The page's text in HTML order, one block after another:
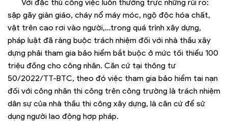
Với đặc thù công việc luôn thường trực những rủi ro:
sập gãy giàn giáo, cháy nổ máy móc, ngộ độc hóa chất,
vật trên cao rơi vào người,…trong quá trình xây dựng,
pháp luật đã ràng buộc trách nhiệm đối với nhà thầu xây
dựng phải tham gia bảo hiểm bắt buộc ở mức tối thiểu 100
triệu đồng cho công nhân. Căn cứ tại thông tư
50/2022/TT-BTC, theo đó việc tham gia bảo hiểm tai nạn
đối với công nhân thi công trên công trường là trách nhiệm
dân sự của nhà thầu thi công xây dựng, là căn cứ để sử
dụng người lao động hợp pháp.